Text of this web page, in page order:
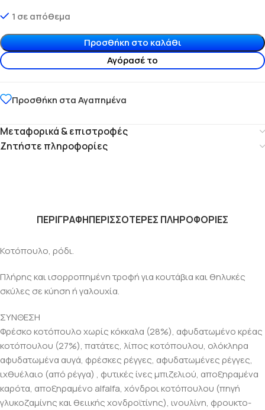
1 σε απόθεμα
Προσθήκη στο καλάθι
Αγόρασέ το
Προσθήκη στα Αγαπημένα
Μεταφορικά & επιστροφές
Ζητήστε πληροφορίες
ΠΕΡΙΓΡΑΦΗΠΕΡΙΣΣΟΤΕΡΕΣ ΠΛΗΡΟΦΟΡΙΕΣ
Κοτόπουλο, ρόδι.
Πλήρης και ισορροπημένη τροφή για κουτάβια και θηλυκές
σκύλες σε κύηση ή γαλουχία.
ΣΥΝΘΕΣΗ
Φρέσκο κοτόπουλο χωρίς κόκκαλα (28%), αφυδατωμένο κρέας
κοτόπουλου (27%), πατάτες, λίπος κοτόπουλου, ολόκληρα
αφυδατωμένα αυγά, φρέσκες ρέγγες, αφυδατωμένες ρέγγες,
ιχθυέλαιο (από ρέγγα) , φυτικές ίνες μπιζελιού, αποξηραμένα
καρότα, αποξηραμένο alfalfa, χόνδροι κοτόπουλου (πηγή
γλυκοζαμίνης και θειικής χονδροϊτίνης), ινουλίνη, φρουκτο-